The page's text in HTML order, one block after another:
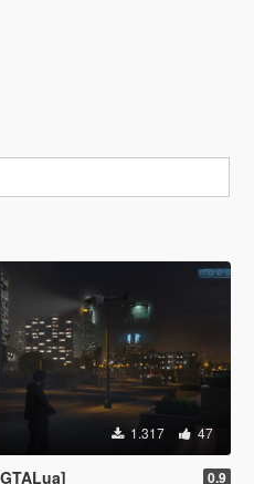
1.317 47
0.9